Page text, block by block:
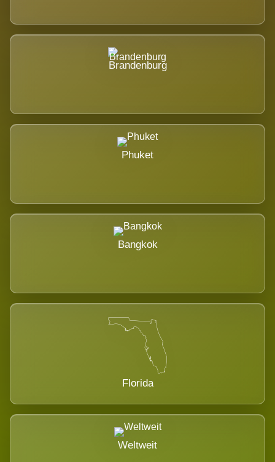
Brandenburg
Phuket
Bangkok
Florida
Weltweit